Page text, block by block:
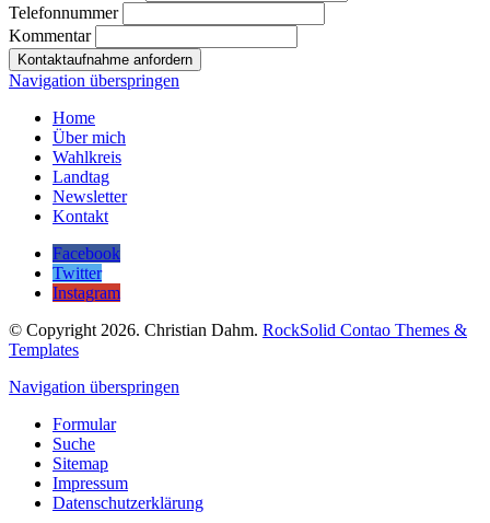
Telefonnummer
Kommentar
Kontaktaufnahme anfordern
Navigation überspringen
Home
Über mich
Wahlkreis
Landtag
Newsletter
Kontakt
Facebook
Twitter
Instagram
© Copyright 2026. Christian Dahm. RockSolid Contao Themes &
Templates
Navigation überspringen
Formular
Suche
Sitemap
Impressum
Datenschutzerklärung